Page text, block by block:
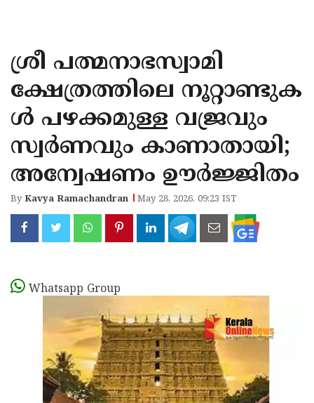
KANNUR
KASARAGOD
ശ്രീ പത്മനാഭസ്വാമി
ക്ഷേത്രത്തിലെ നൂറ്റാണ്ടുക
ൾ പഴക്കമുള്ള വജ്രവും
സ്വർണവും കാണാതായി;
അന്വേഷണം ഊർജ്ജിതം
ByKavya Ramachandran May 28, 2026, 09:23 IST
Whatsapp Group